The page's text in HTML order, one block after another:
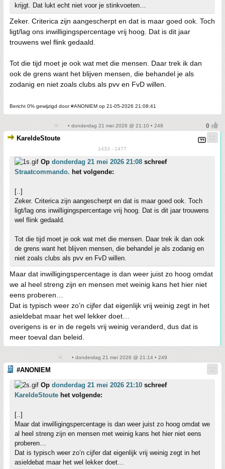
krijgt. Dat lukt echt niet voor je stinkvoeten…
Zeker. Criterica zijn aangescherpt en dat is maar goed ook. Toch
ligt/lag ons inwilligingspercentage vrij hoog. Dat is dit jaar
trouwens wel flink gedaald.
Tot die tijd moet je ook wat met die mensen. Daar trek ik dan
ook de grens want het blijven mensen, die behandel je als
zodanig en niet zoals clubs als pvv en FvD willen.
Bericht 0% gewijzigd door #ANONIEM op 21-05-2026 21:08:41
• donderdag 21 mei 2026 @ 21:10 • 248
KareldeStoute
1433 - 1477
Op donderdag 21 mei 2026 21:08 schreef
Straatcommando. het volgende:
[..]
Zeker. Criterica zijn aangescherpt en dat is maar goed ook. Toch
ligt/lag ons inwilligingspercentage vrij hoog. Dat is dit jaar trouwens
wel flink gedaald.
Tot die tijd moet je ook wat met die mensen. Daar trek ik dan ook
de grens want het blijven mensen, die behandel je als zodanig en
niet zoals clubs als pvv en FvD willen.
Maar dat inwilligingspercentage is dan weer juist zo hoog omdat
we al heel streng zijn en mensen met weinig kans het hier niet
eens proberen…
Dat is typisch weer zo’n cijfer dat eigenlijk vrij weinig zegt in het
asieldebat maar het wel lekker doet…
overigens is er in de regels vrij weinig veranderd, dus dat is
meer toeval dan beleid.
• donderdag 21 mei 2026 @ 21:14 • 249
#ANONIEM
Op donderdag 21 mei 2026 21:10 schreef
KareldeStoute het volgende:
[..]
Maar dat inwilligingspercentage is dan weer juist zo hoog omdat we
al heel streng zijn en mensen met weinig kans het hier niet eens
proberen…
Dat is typisch weer zo’n cijfer dat eigenlijk vrij weinig zegt in het
asieldebat maar het wel lekker doet…